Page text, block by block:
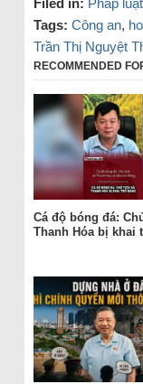
Filed in: Pháp luật
Tags: Công an,
Trần Thị Nguyệt
RECOMMENDED
Cá độ bóng đá:
Thanh Hóa bị khai